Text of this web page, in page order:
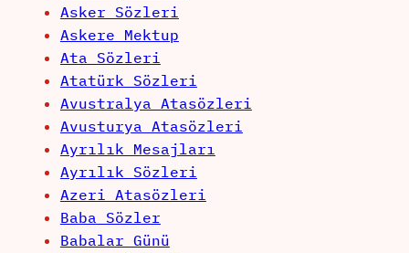
Asker Sözleri
Askere Mektup
Ata Sözleri
Atatürk Sözleri
Avustralya Atasözleri
Avusturya Atasözleri
Ayrılık Mesajları
Ayrılık Sözleri
Azeri Atasözleri
Baba Sözler
Babalar Günü